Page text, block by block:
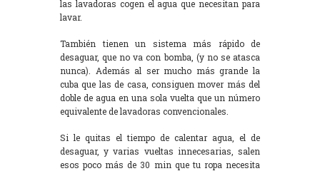
las lavadoras cogen el agua que necesitan para
lavar.
También tienen un sistema más rápido de
desaguar, que no va con bomba, (y no se atasca
nunca). Además al ser mucho más grande la
cuba que las de casa, consiguen mover más del
doble de agua en una sola vuelta que un número
equivalente de lavadoras convencionales.
Si le quitas el tiempo de calentar agua, el de
desaguar, y varias vueltas innecesarias, salen
esos poco más de 30 min que tu ropa necesita